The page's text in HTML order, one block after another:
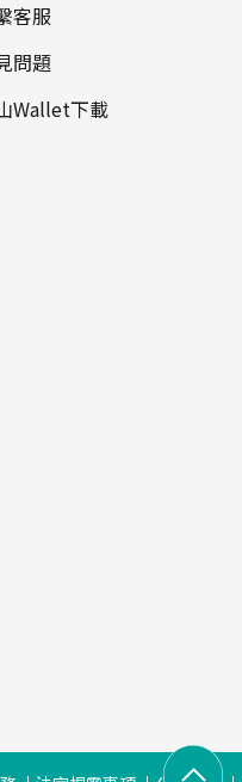
客服
問題
Wallet下載